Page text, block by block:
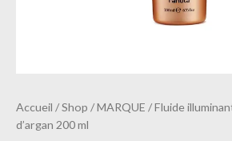
Accueil /Shop /MARQUE / Fluide
d’argan 200 ml